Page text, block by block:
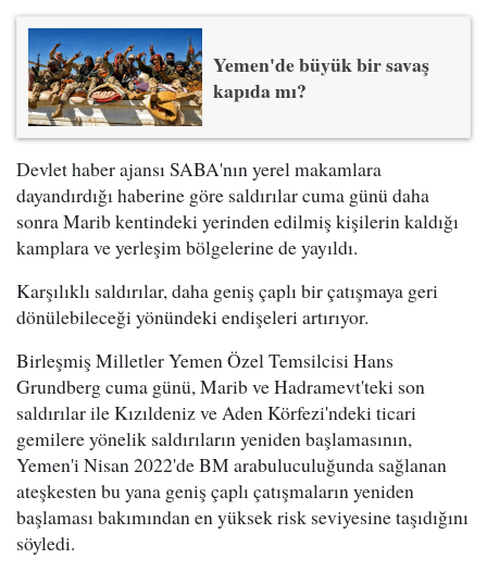
Yemen'de büyük bir savaş
kapıda mı?
Devlet haber ajansı SABA'nın yerel makamlara
dayandırdığı haberine göre saldırılar cuma günü daha
sonra Marib kentindeki yerinden edilmiş kişilerin kaldığı
kamplara ve yerleşim bölgelerine de yayıldı.
Karşılıklı saldırılar, daha geniş çaplı bir çatışmaya geri
dönülebileceği yönündeki endişeleri artırıyor.
Birleşmiş Milletler Yemen Özel Temsilcisi Hans
Grundberg cuma günü, Marib ve Hadramevt'teki son
saldırılar ile Kızıldeniz ve Aden Körfezi'ndeki ticari
gemilere yönelik saldırıların yeniden başlamasının,
Yemen'i Nisan 2022'de BM arabuluculuğunda sağlanan
ateşkesten bu yana geniş çaplı çatışmaların yeniden
başlaması bakımından en yüksek risk seviyesine taşıdığını
söyledi.